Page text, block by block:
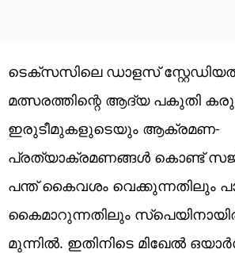
ടെക്‌സസിലെ ഡാളസ്
മത്സരത്തിന്റെ ആദ്യ പകുതി
ഇരുടീമുകളുടെയും ആക്രമണ-
പ്രത്യാക്രമണങ്ങള്‍ കൊണ്ട്
പന്ത് കൈവശം വെക്കുന്നതിലും
കൈമാറുന്നതിലും
മുന്നില്‍. ഇതിനിടെ മിഖേല്‍